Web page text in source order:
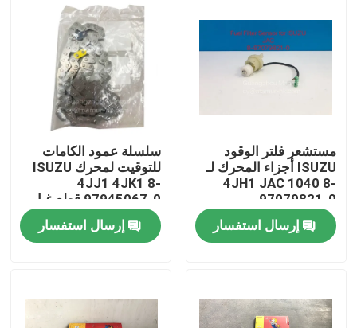
بيت
معلومات عنا
مستشعر فلتر الوقود
ISUZU أجزاء المحرك لـ
4JH1 JAC 1040 8-
97079821-0
إرسال استفسار
سلسلة عمود الكامات
للتوقيت لمحرك ISUZU
4JJ1 4JK1 8-
97945067-0 قطع غيار
محرك ISUZU
إرسال استفسار